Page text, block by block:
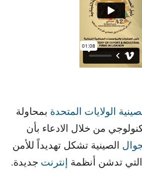
الولايات المتحدة ​ بمحاولة
من خلال الادعاء بأن
​ الصينية تشكل تهديداً للأمن
تدشن أنظمة
إنترنت ​ جديدة.